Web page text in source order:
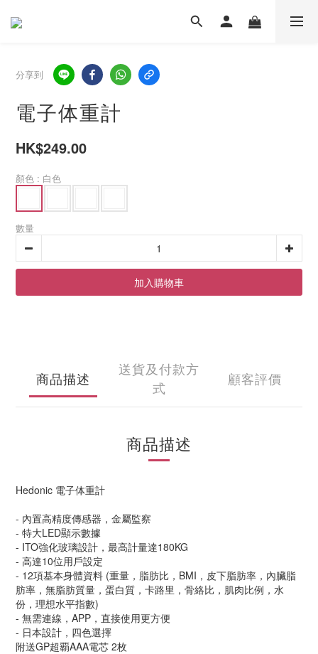
分享到
電子体重計
HK$249.00
顏色 : 白色
數量
加入購物車
商品描述
送貨及付款方
式
顧客評價
商品描述
Hedonic 電子体重計
- 內置高精度傳感器，金屬監察
- 特大LED顯示數據
- ITO強化玻璃設計，最高計量達180KG
- 高達10位用戶設定
- 12項基本身體資料 (重量，脂肪比，BMI，皮下脂肪率，內臟脂
肪率，無脂肪質量，蛋白質，卡路里，骨絡比，肌肉比例，水
份，理想水平指數)
- 無需連線，APP，直接使用更方便
- 日本設計，四色選擇
附送GP超覇AAA電芯 2枚